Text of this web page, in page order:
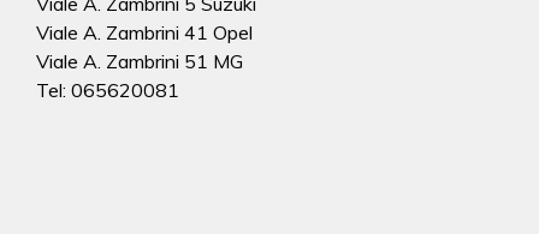
Viale A. Zambrini 41 Opel
Viale A. Zambrini 51 MG
Tel: 065620081